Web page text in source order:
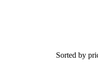
Sorted by